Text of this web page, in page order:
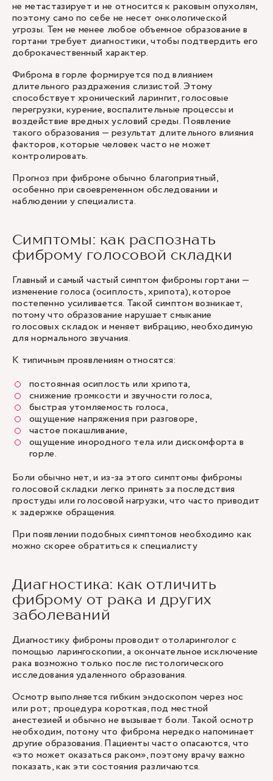
не метастазирует и не относится к раковым опухолям,
поэтому само по себе не несет онкологической
угрозы. Тем не менее любое объемное образование в
гортани требует диагностики, чтобы подтвердить его
доброкачественный характер.
Фиброма в горле формируется под влиянием
длительного раздражения слизистой. Этому
способствует хронический ларингит, голосовые
перегрузки, курение, воспалительные процессы и
воздействие вредных условий среды. Появление
такого образования — результат длительного влияния
факторов, которые человек часто не может
контролировать.
Прогноз при фиброме обычно благоприятный,
особенно при своевременном обследовании и
наблюдении у специалиста.
Симптомы: как распознать
фиброму голосовой складки
Главный и самый частый симптом фибромы гортани —
изменение голоса (осиплость, хрипота), которое
постепенно усиливается. Такой симптом возникает,
потому что образование нарушает смыкание
голосовых складок и меняет вибрацию, необходимую
для нормального звучания.
К типичным проявлениям относятся:
постоянная осиплость или хрипота,
снижение громкости и звучности голоса,
быстрая утомляемость голоса,
ощущение напряжения при разговоре,
частое покашливание,
ощущение инородного тела или дискомфорта в
горле.
Боли обычно нет, и из-за этого симптомы фибромы
голосовой складки легко принять за последствия
простуды или голосовой нагрузки, что часто приводит
к задержке обращения.
При появлении подобных симптомов необходимо как
можно скорееобратиться к специалисту
Диагностика: как отличить
фиброму от рака и других
заболеваний
Диагностику фибромы проводит отоларинголог с
помощью ларингоскопии, а окончательное исключение
рака возможно только после гистологического
исследования удаленного образования.
Осмотр выполняется гибким эндоскопом через нос
или рот; процедура короткая, под местной
анестезией и обычно не вызывает боли. Такой осмотр
необходим, потому что фиброма нередко напоминает
другие образования. Пациенты часто опасаются, что
«это может оказаться раком», поэтому врачу важно
показать, как эти состояния различаются.